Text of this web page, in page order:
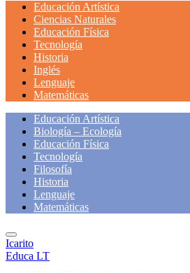
Educación Artística
Ciencias Naturales
Educación Física
Tecnología
Historia
Inglés
Lenguaje
Matemáticas
Educación Artística
Biología – Ecología
Educación Física
Tecnología
Filosofía
Historia
Lenguaje
Matemáticas
Icarito
Educa LT